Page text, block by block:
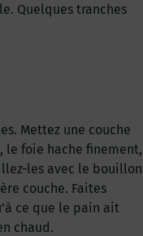
Quelques tranches
Mettez une couche
le foie hache finement,
les avec le bouillon
couche. Faites
ce que le pain ait
chaud.